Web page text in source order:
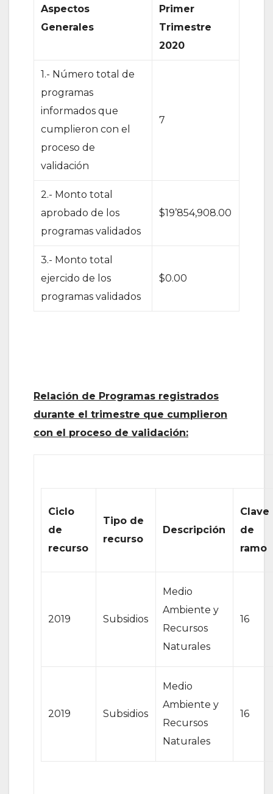
Aspectos
Generales
Primer
Trimestre
2020
1.- Número total de
programas
informados que
cumplieron con el
proceso de
validación
7
2.- Monto total
aprobado de los
programas validados
$19’854,908.00
3.- Monto total
ejercido de los
programas validados
$0.00
Relación de Programas registrados
durante el trimestre que cumplieron
con el proceso de validación:
Ciclo
de
recurso
Tipo de
recurso
Descripción
Clave
de
ramo
2019 Subsidios
Medio
Ambiente y
Recursos
Naturales
16
2019 Subsidios
Medio
Ambiente y
Recursos
Naturales
16